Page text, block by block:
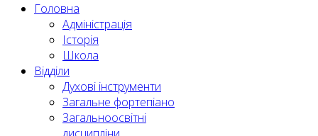
Головна
Адміністрація
Історія
Школа
Відділи
Духові інструменти
Загальне фортепіано
Загальноосвітні